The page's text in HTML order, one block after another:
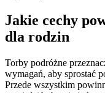
Jakie cechy
dla rodzin
Torby podróżne
wymagań, aby sprostać
Przede wszystkim